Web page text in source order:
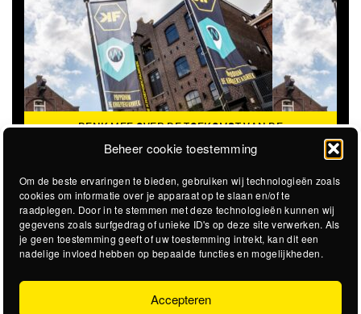
Beheer cookie toestemming
Om de beste ervaringen te bieden, gebruiken wij technologieën zoals
cookies om informatie over je apparaat op te slaan en/of te
raadplegen. Door in te stemmen met deze technologieën kunnen wij
gegevens zoals surfgedrag of unieke ID's op deze site verwerken. Als
je geen toestemming geeft of uw toestemming intrekt, kan dit een
nadelige invloed hebben op bepaalde functies en mogelijkheden.
Accepteren
DENK MEE OVER DE TOEKOMST VAN DE
KROEPOEKFABRIEK